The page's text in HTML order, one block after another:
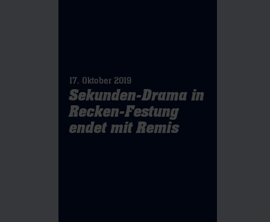
17. Oktober 2019
Sekunden-Drama in
Recken-Festung
endet mit Remis